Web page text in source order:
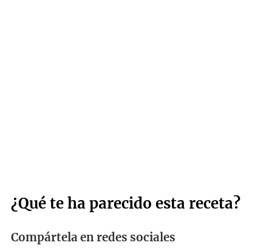
¿Qué te ha parecido esta receta?
Compártela en redes sociales